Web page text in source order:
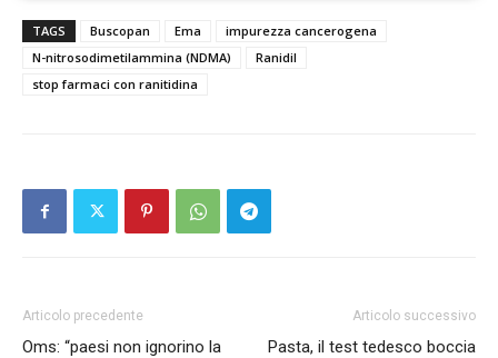
TAGS Buscopan Ema
impurezza cancerogena
N-nitrosodimetilammina (NDMA)
Ranidil
stop farmaci con ranitidina
Articolo precedente
Oms: “paesi non ignorino la
Articolo successivo
Pasta, il test tedesco boccia